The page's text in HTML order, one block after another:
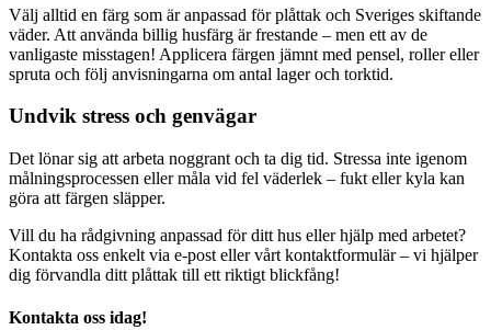
Välj alltid en färg som är anpassad för plåttak och Sveriges skiftande
väder. Att använda billig husfärg är frestande – men ett av de
vanligaste misstagen! Applicera färgen jämnt med pensel, roller eller
spruta och följ anvisningarna om antal lager och torktid.
Undvik stress och genvägar
Det lönar sig att arbeta noggrant och ta dig tid. Stressa inte igenom
målningsprocessen eller måla vid fel väderlek – fukt eller kyla kan
göra att färgen släpper.
Vill du ha rådgivning anpassad för ditt hus eller hjälp med arbetet?
Kontakta oss enkelt via e-post eller vårt kontaktformulär – vi hjälper
dig förvandla ditt plåttak till ett riktigt blickfång!
Kontakta oss idag!